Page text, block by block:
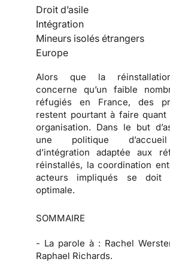
Droit d’asile
Intégration
Mineurs isolés étrangers
Europe
Alors que la
concerne qu’un faible
réfugiés en France, des
restent pourtant à faire quant
organisation. Dans le but
une politique
d’intégration adaptée aux
réinstallés, la coordination
acteurs impliqués se doit
optimale.
SOMMAIRE
- La parole à : Rachel
Raphael Richards.